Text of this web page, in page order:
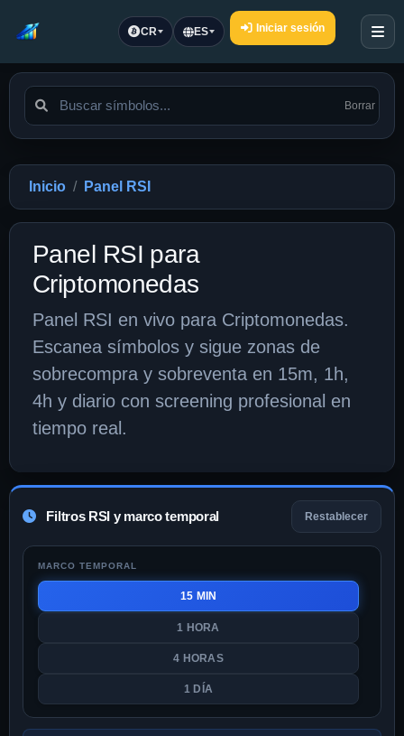
CR ES Iniciar sesión
Borrar
Inicio Panel RSI
Panel RSI para
Criptomonedas
Panel RSI en vivo para Criptomonedas.
Escanea símbolos y sigue zonas de
sobrecompra y sobreventa en 15m, 1h,
4h y diario con screening profesional en
tiempo real.
Filtros RSI y marco temporal Restablecer
MARCO TEMPORAL
15 MIN
1 HORA
4 HORAS
1 DÍA